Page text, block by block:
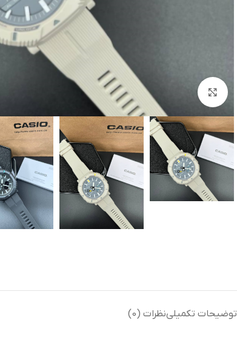
بزرگنمایی تصویر
توضیحات تکمیلینظرات (0)